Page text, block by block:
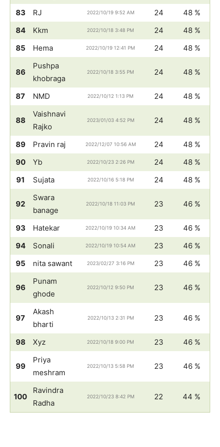
83
RJ 2022/10/19 9:52 AM 24
48 %
84
Kkm 2022/10/18 3:48 PM 24
48 %
85
Hema 2022/10/19 12:41 PM 24 48 %
86
Pushpa
khobraga
2022/10/18 3:55 PM 24 48 %
87 NMD 2022/10/12 1:13 PM 24 48 %
88
Vaishnavi
Rajko
2023/01/03 4:52 PM 24 48 %
89 Pravin raj 2022/12/07 10:56 AM 24
48 %
90
Yb 2022/10/23 2:26 PM 24
48 %
91
Sujata 2022/10/16 5:18 PM 24 48 %
92
Swara
banage
2022/10/18 11:03 PM 23 46 %
93 Hatekar 2022/10/19 10:34 AM 23
46 %
94
Sonali 2022/10/19 10:54 AM 23
46 %
95
nita sawant 2023/02/27 3:16 PM 23 46 %
96
Punam
ghode
2022/10/12 9:50 PM 23 46 %
97
Akash
bharti
2022/10/13 2:31 PM 23 46 %
98 Xyz 2022/10/18 9:00 PM 23 46 %
99
Priya
meshram
2022/10/13 5:58 PM 23 46 %
100
Ravindra
Radha
2022/10/23 8:42 PM 22 44 %